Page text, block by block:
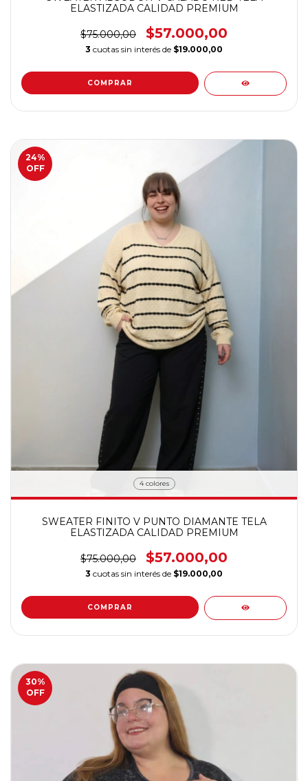
ELASTIZADA CALIDAD PREMIUM
$75.000,00 $57.000,00
3 cuotas sin interés de $19.000,00
COMPRAR
24%
OFF
4 colores
SWEATER FINITO V PUNTO DIAMANTE TELA
ELASTIZADA CALIDAD PREMIUM
$75.000,00 $57.000,00
3 cuotas sin interés de $19.000,00
COMPRAR
30%
OFF